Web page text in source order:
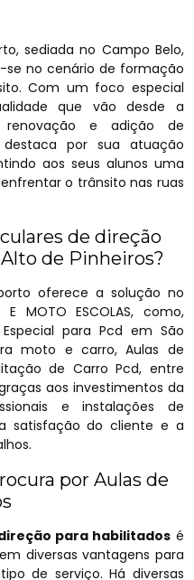
sediada no Campo Belo,
se no cenário de formação
Com um foco especial
que vão desde a
e adição de
por sua atuação
aos seus alunos uma
o trânsito nas ruas
de direção
de Pinheiros?
oferece a solução no
MOTO ESCOLAS, como,
para Pcd em São
moto e carro, Aulas de
de Carro Pcd, entre
aos investimentos da
e instalações de
satisfação do cliente e a
por Aulas de
para habilitados é
diversas vantagens para
de serviço. Há diversas